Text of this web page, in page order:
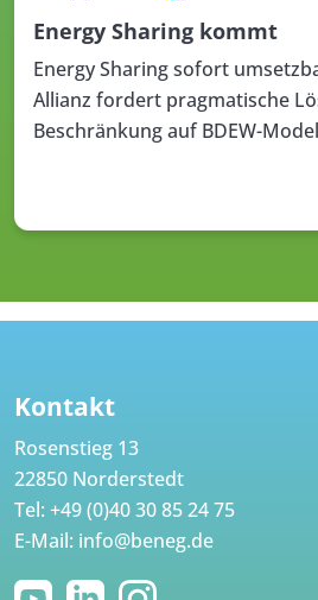
Energy Sharing kommt
Energy Sharing sofort
Allianz fordert pragmatische
Beschränkung auf BDEW-
Kontakt
Rosenstieg 13
22850 Norderstedt
Tel: +49 (0)40 30 85 24 75
E-Mail: info@beneg.de